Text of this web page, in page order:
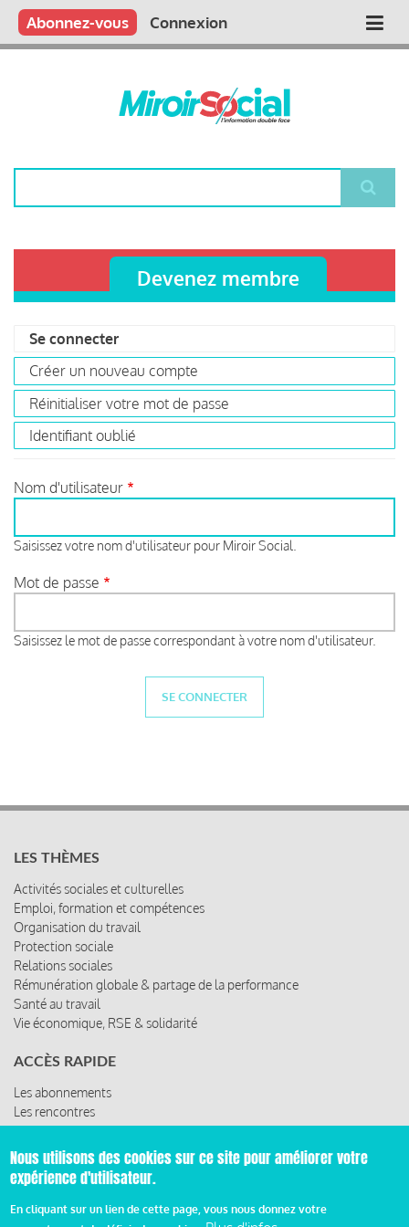
Aller
contenu
Main
Qui sommes nous ?
Vous publiez
Nous publions
Contactez-nous
Abonnez-vous Connexion
Devenez membre
Primary
tabs
Se connecter
actif)
Créer un nouveau compte
Réinitialiser votre mot de passe
Identifiant oublié
Nom d'utilisateur
Saisissez votre nom d'utilisateur pour Miroir Social.
Mot de passe
Saisissez le mot de passe correspondant à votre nom d'utilisateur.
LES THÈMES
Activités sociales et culturelles
Emploi, formation et compétences
Organisation du travail
Protection sociale
Relations sociales
Rémunération globale & partage de la performance
Santé au travail
Vie économique, RSE & solidarité
ACCÈS RAPIDE
Les abonnements
Les rencontres
Les ressources
© 2019 Miroir Social - Réalisé parCafffeine
Nous utilisons des cookies sur ce site pour améliorer votre
expérience d'utilisateur.
En cliquant sur un lien de cette page, vous nous donnez votre